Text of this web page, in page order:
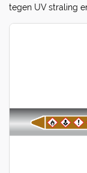
tegen UV straling